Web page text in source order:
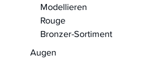
Modellieren
Rouge
Bronzer-Sortiment
Augen